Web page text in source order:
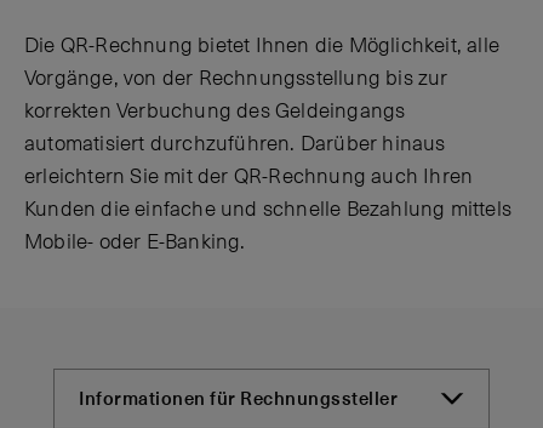
Die QR-Rechnung bietet Ihnen die Möglichkeit, alle
Vorgänge, von der Rechnungsstellung bis zur
korrekten Verbuchung des Geldeingangs
automatisiert durchzuführen. Darüber hinaus
erleichtern Sie mit der QR-Rechnung auch Ihren
Kunden die einfache und schnelle Bezahlung mittels
Mobile- oder E-Banking.
Tabs